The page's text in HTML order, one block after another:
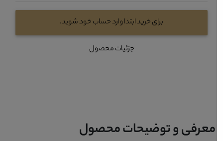
برای خرید ابتدا وارد حساب خود شوید.
جزئیات محصول
معرفی و توضیحات محصول